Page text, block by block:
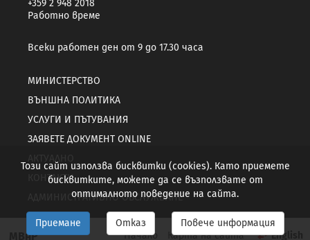
МВнР Начало Карта на сайта English
+359 2 948 2018
Работно време
Всеки работен ден от 9 до 17.30 часа
МИНИСТЕРСТВО
ВЪНШНА ПОЛИТИКА
УСЛУГИ И ПЪТУВАНИЯ
ЗАЯВЕТЕ ДОКУМЕНТ ONLINE
КОНТАКТИ
АДМИНИСТРАТИВНО ОБСЛУЖВАНЕ
Този сайт използва бисквитки (cookies). Като приемете
бисквитките, можете да се възползвате от
оптималното поведение на сайта.
Приемане Отказ Повече информация